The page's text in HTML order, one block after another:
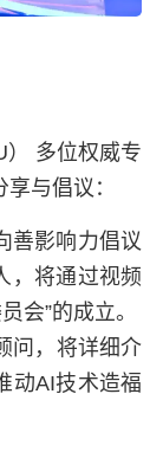
） 多位权威专
与倡议：
善影响力倡议
，将通过视频
会”的成立。
问，将详细介
动AI技术造福